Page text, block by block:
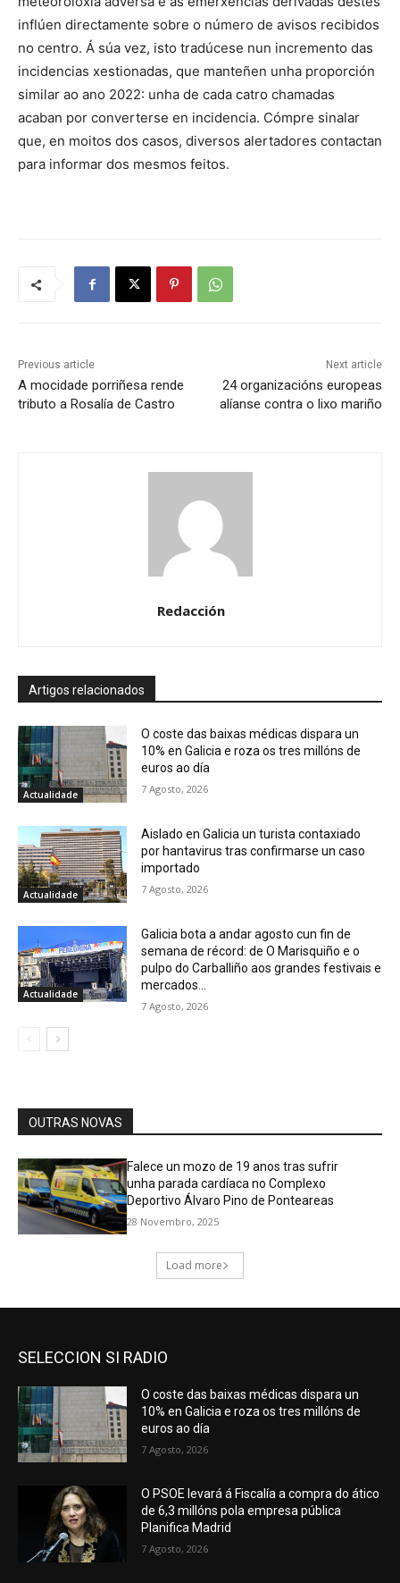
SELECCION SI RADIO
O coste das baixas médicas dispara un
10% en Galicia e roza os tres millóns de
euros ao día
7 Agosto, 2026
O PSOE levará á Fiscalía a compra do ático
de 6,3 millóns pola empresa pública
Planifica Madrid
7 Agosto, 2026